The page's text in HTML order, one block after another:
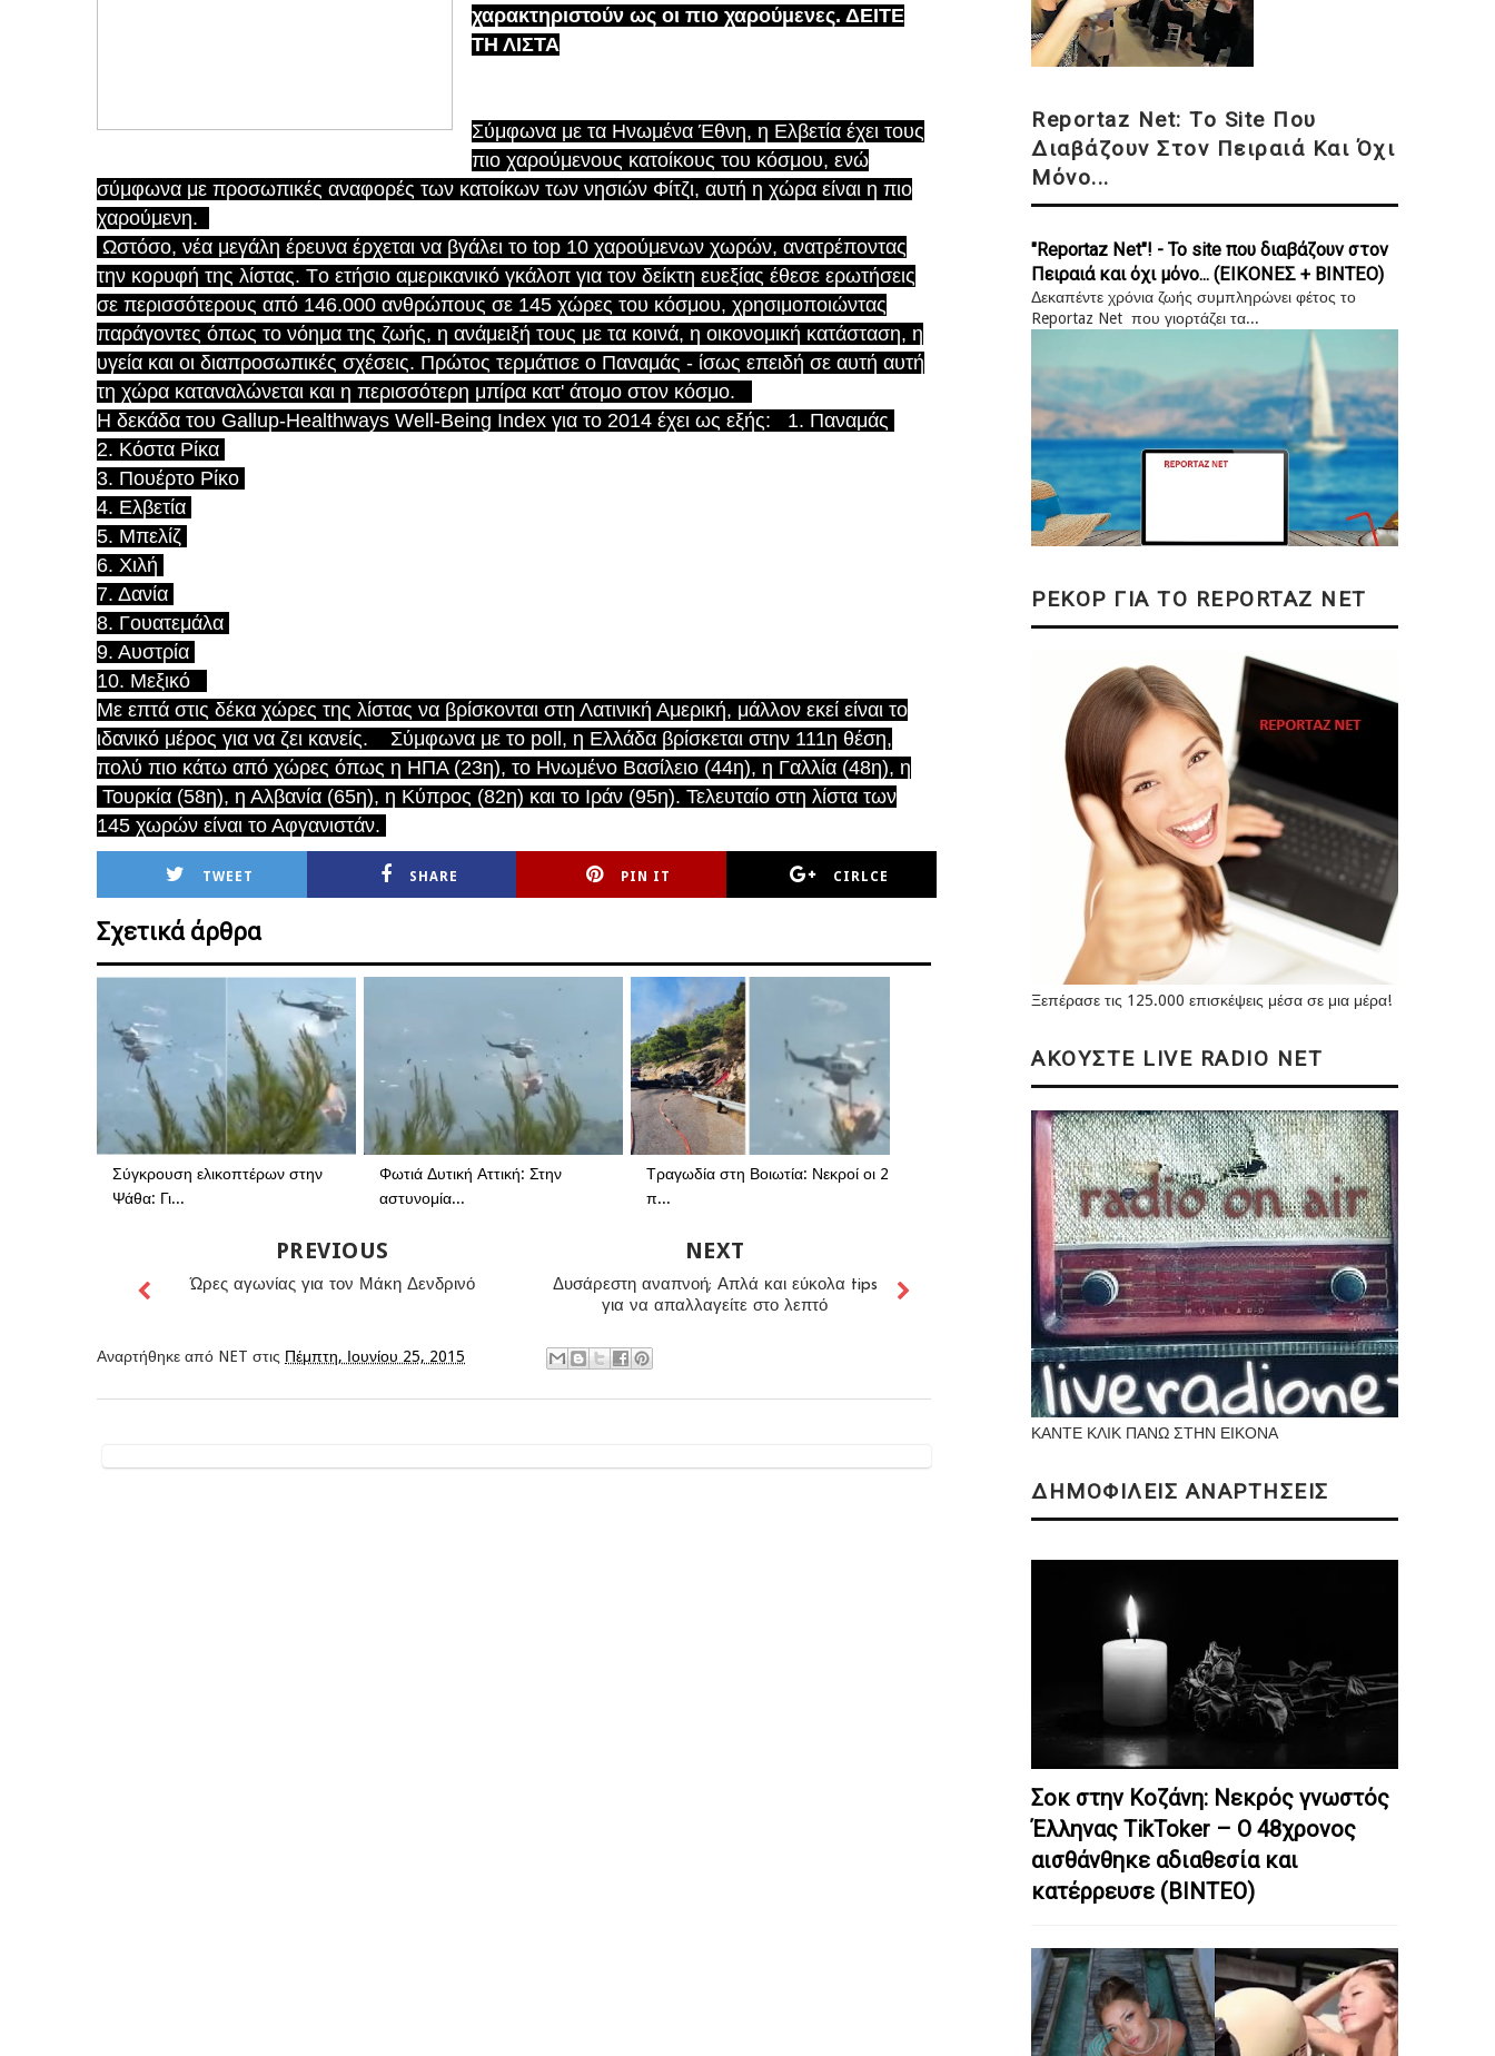
χαρακτηριστούν ως οι πιο χαρούμενες. ΔΕΙΤΕ
ΤΗ ΛΙΣΤΑ
Σύμφωνα με τα Ηνωμένα Έθνη, η Ελβετία έχει τους
πιο χαρούμενους κατοίκους του κόσμου, ενώ
σύμφωνα με προσωπικές αναφορές των κατοίκων των νησιών Φίτζι, αυτή η χώρα είναι η πιο
χαρούμενη.
Ωστόσο, νέα μεγάλη έρευνα έρχεται να βγάλει το top 10 χαρούμενων χωρών, ανατρέποντας
την κορυφή της λίστας. Tο ετήσιο αμερικανικό γκάλοπ για τον δείκτη ευεξίας έθεσε ερωτήσεις
σε περισσότερους από 146.000 ανθρώπους σε 145 χώρες του κόσμου, χρησιμοποιώντας
παράγοντες όπως το νόημα της ζωής, η ανάμειξή τους με τα κοινά, η οικονομική κατάσταση, η
υγεία και οι διαπροσωπικές σχέσεις. Πρώτος τερμάτισε ο Παναμάς - ίσως επειδή σε αυτή αυτή
τη χώρα καταναλώνεται και η περισσότερη μπίρα κατ' άτομο στον κόσμο.
Η δεκάδα του Gallup-Healthways Well-Being Index για το 2014 έχει ως εξής: 1. Παναμάς
2. Κόστα Ρίκα
3. Πουέρτο Ρίκο
4. Ελβετία
5. Μπελίζ
6. Χιλή
7. Δανία
8. Γουατεμάλα
9. Αυστρία
10. Μεξικό
Με επτά στις δέκα χώρες της λίστας να βρίσκονται στη Λατινική Αμερική, μάλλον εκεί είναι το
ιδανικό μέρος για να ζει κανείς. Σύμφωνα με το poll, η Ελλάδα βρίσκεται στην 111η θέση,
πολύ πιο κάτω από χώρες όπως η ΗΠΑ (23η), το Ηνωμένο Βασίλειο (44η), η Γαλλία (48η), η
Τουρκία (58η), η Αλβανία (65η), η Κύπρος (82η) και το Ιράν (95η). Τελευταίο στη λίστα των
145 χωρών είναι το Αφγανιστάν.
TWEET SHARE PIN IT CIRLCE
Σχετικά άρθρα
Σύγκρουση ελικοπτέρων στην
Ψάθα: Γι...
Φωτιά Δυτική Αττική: Στην
αστυνομία...
Τραγωδία στη Βοιωτία: Νεκροί οι 2
π...
NEXT
Δυσάρεστη αναπνοή; Απλά και εύκολα tips
για να απαλλαγείτε στο λεπτό
PREVIOUS
Ώρες αγωνίας για τον Μάκη Δενδρινό
Αναρτήθηκε από NET στις Πέμπτη, Ιουνίου 25, 2015
Reportaz Net: Το Site Που
Διαβάζουν Στον Πειραιά Και Όχι
Μόνο...
"Reportaz Net"! - Το site που διαβάζουν στον
Πειραιά και όχι μόνο... (ΕΙΚΟΝΕΣ + ΒΙΝΤΕΟ)
Δεκαπέντε χρόνια ζωής συμπληρώνει φέτος το
Reportaz Net που γιορτάζει τα...
ΡΕΚΟΡ ΓΙΑ ΤΟ REPORTAZ NET
Ξεπέρασε τις 125.000 επισκέψεις μέσα σε μια μέρα!
ΑΚΟΥΣΤΕ LIVE RADIO NET
ΚΑΝΤΕ ΚΛΙΚ ΠΑΝΩ ΣΤΗΝ ΕΙΚΟΝΑ
ΔΗΜΟΦΙΛΕΙΣ ΑΝΑΡΤΗΣΕΙΣ
Σοκ στην Κοζάνη: Nεκρός γνωστός
Έλληνας TikToker – Ο 48χρονος
αισθάνθηκε αδιαθεσία και
κατέρρευσε (ΒΙΝΤΕΟ)